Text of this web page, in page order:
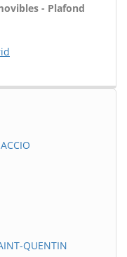
- Plafond
QUENTIN